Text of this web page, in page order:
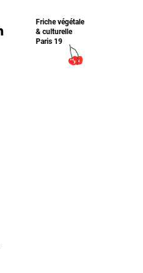
Friche​ végétale
& culturelle
Paris 19